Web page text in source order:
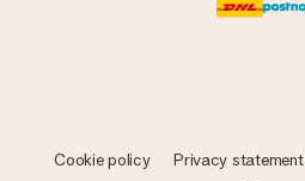
Cookie policy Privacy statement